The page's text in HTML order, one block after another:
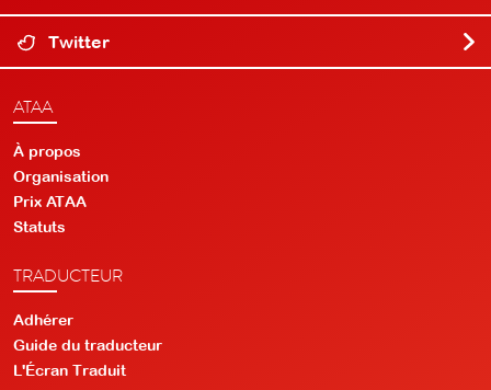
Twitter
ATAA
À propos
Organisation
Prix ATAA
Statuts
TRADUCTEUR
Adhérer
Guide du traducteur
L'Écran Traduit